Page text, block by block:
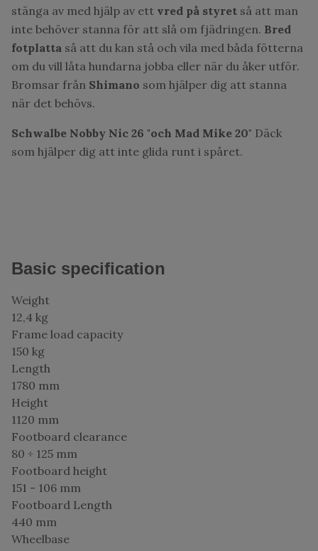
stänga av med hjälp av ett vred på styret så att man
inte behöver stanna för att slå om fjädringen. Bred
fotplatta så att du kan stå och vila med båda fötterna
om du vill låta hundarna jobba eller när du åker utför.
Bromsar från Shimano som hjälper dig att stanna
när det behövs.
Schwalbe Nobby Nic 26 "och Mad Mike 20" Däck
som hjälper dig att inte glida runt i spåret.
Basic specification
Weight
12,4 kg
Frame load capacity
150 kg
Length
1780 mm
Height
1120 mm
Footboard clearance
80 ÷ 125 mm
Footboard height
151 - 106 mm
Footboard Length
440 mm
Wheelbase